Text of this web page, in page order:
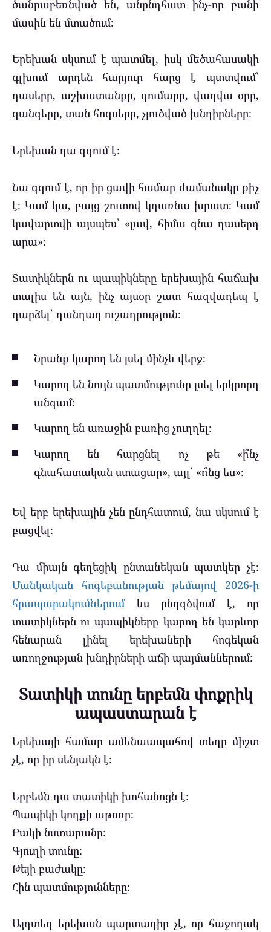
ծանրաբեռնված են, անընդհատ ինչ-որ բանի
մասին են մտածում։
Երեխան սկսում է պատմել, իսկ մեծահասակի
գլխում արդեն հարյուր հարց է պտտվում՝
դասերը, աշխատանքը, գումարը, վաղվա օրը,
զանգերը, տան հոգսերը, չլուծված խնդիրները։
Երեխան դա զգում է։
Նա զգում է, որ իր ցավի համար ժամանակը քիչ
է։ Կամ կա, բայց շուտով կդառնա խրատ։ Կամ
կավարտվի այսպես՝ «լավ, հիմա գնա դասերդ
արա»։
Տատիկներն ու պապիկները երեխային հաճախ
տալիս են այն, ինչ այսօր շատ հազվադեպ է
դարձել՝ դանդաղ ուշադրություն։
Նրանք կարող են լսել մինչև վերջ։
Կարող են նույն պատմությունը լսել երկրորդ
անգամ։
Կարող են առաջին բառից չուղղել։
Կարող են հարցնել ոչ թե «ի՞նչ
գնահատական ստացար», այլ՝ «ո՞նց ես»։
Եվ երբ երեխային չեն ընդհատում, նա սկսում է
բացվել։
Դա միայն գեղեցիկ ընտանեկան պատկեր չէ։
Մանկական հոգեբանության թեմայով 2026-ի
հրապարակումներումևս ընդգծվում է, որ
տատիկներն ու պապիկները կարող են կարևոր
հենարան լինել երեխաների հոգեկան
առողջության խնդիրների աճի պայմաններում։
Տատիկի տունը երբեմն փոքրիկ
ապաստարան է
Երեխայի համար ամենաապահով տեղը միշտ
չէ, որ իր սենյակն է։
Երբեմն դա տատիկի խոհանոցն է։
Պապիկի կողքի աթոռը։
Բակի նստարանը։
Գյուղի տունը։
Թեյի բաժակը։
Հին պատմությունները։
Այդտեղ երեխան պարտադիր չէ, որ հաջողակ